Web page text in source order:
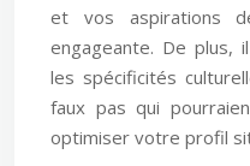
et vos aspirations
engageante. De plus,
les spécificités
faux pas qui
optimiser votre profil